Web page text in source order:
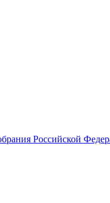
Российской